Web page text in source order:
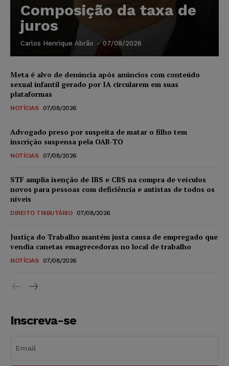
Composição da taxa de
juros
Carlos Henrique Abrão - 07/08/2026
Meta é alvo de denúncia após anúncios com conteúdo
sexual infantil gerado por IA circularem em suas
plataformas
NOTÍCIAS 07/08/2026
Advogado preso por suspeita de matar o filho tem
inscrição suspensa pela OAB-TO
NOTÍCIAS 07/08/2026
STF amplia isenção de IBS e CBS na compra de veículos
novos para pessoas com deficiência e autistas de todos os
níveis
DIREITO TRIBUTÁRIO 07/08/2026
Justiça do Trabalho mantém justa causa de empregado que
vendia canetas emagrecedoras no local de trabalho
NOTÍCIAS 07/08/2026
Inscreva-se